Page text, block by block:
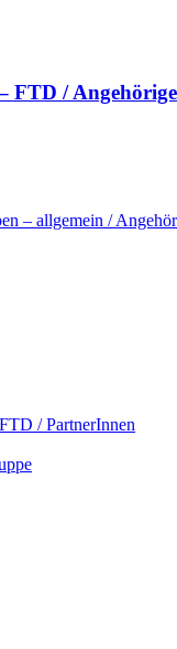
FTD /
– allgemein /
/ PartnerInnen